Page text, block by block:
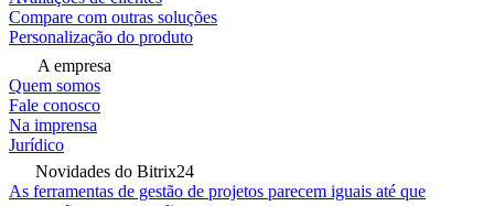
Compare com outras soluções
Personalização do produto
A empresa
Quem somos
Fale conosco
Na imprensa
Jurídico
Novidades do Bitrix24
As ferramentas de gestão de projetos parecem iguais até que